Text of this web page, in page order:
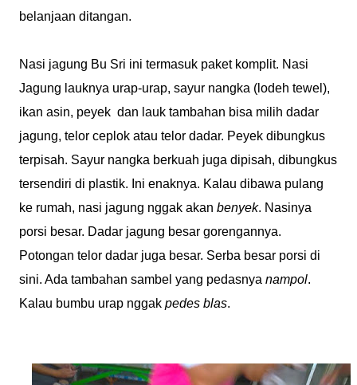
belanjaan ditangan.
Nasi jagung Bu Sri ini termasuk paket komplit. Nasi
Jagung lauknya urap-urap, sayur nangka (lodeh tewel),
ikan asin, peyek dan lauk tambahan bisa milih dadar
jagung, telor ceplok atau telor dadar. Peyek dibungkus
terpisah. Sayur nangka berkuah juga dipisah, dibungkus
tersendiri di plastik. Ini enaknya. Kalau dibawa pulang
ke rumah, nasi jagung nggak akan benyek. Nasinya
porsi besar. Dadar jagung besar gorengannya.
Potongan telor dadar juga besar. Serba besar porsi di
sini. Ada tambahan sambel yang pedasnya nampol.
Kalau bumbu urap nggak pedes blas.